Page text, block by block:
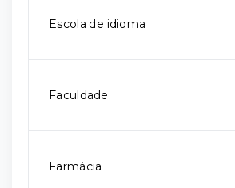
Escola de idioma
Faculdade
Farmácia